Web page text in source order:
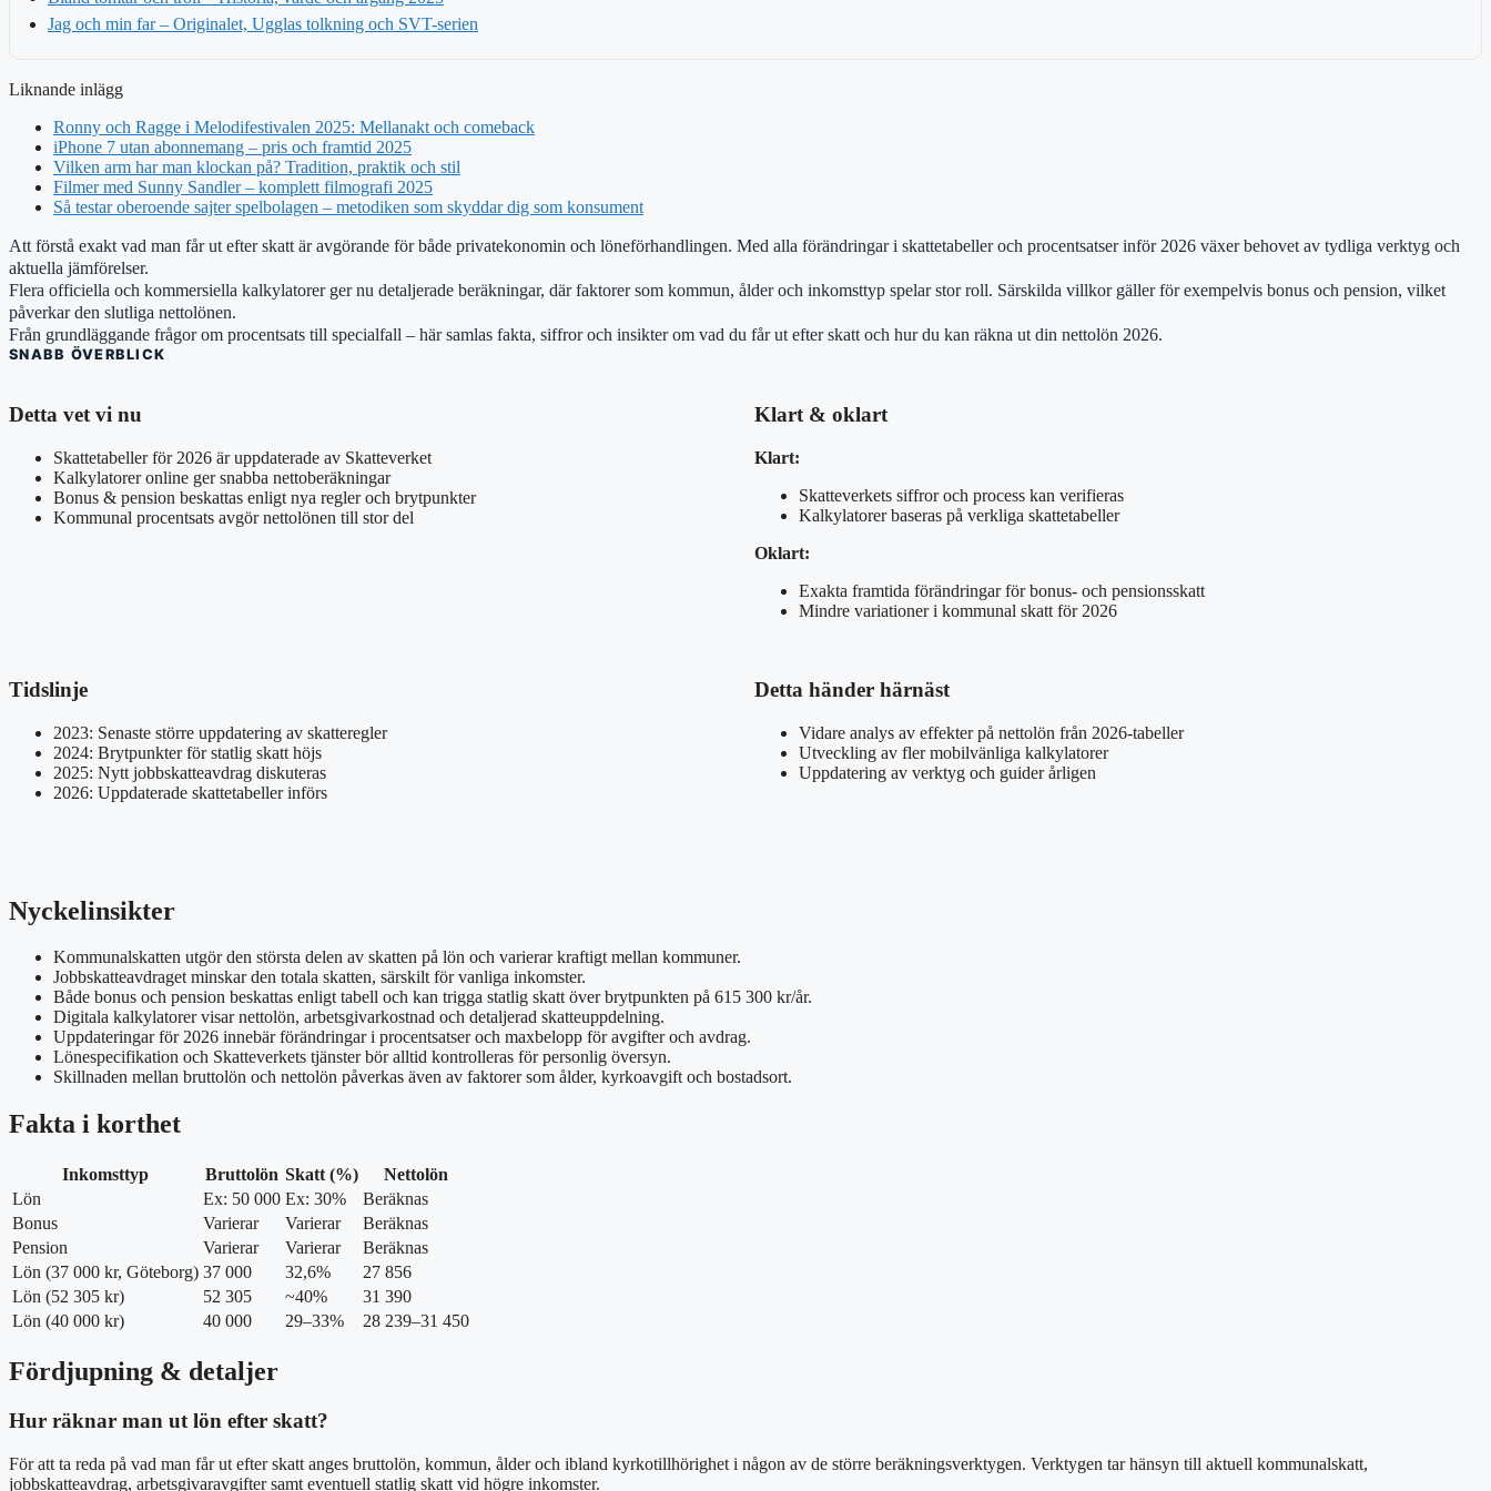
Jag och min far – Originalet, Ugglas tolkning och SVT-serien
Liknande inlägg
Ronny och Ragge i Melodifestivalen 2025: Mellanakt och comeback
iPhone 7 utan abonnemang – pris och framtid 2025
Vilken arm har man klockan på? Tradition, praktik och stil
Filmer med Sunny Sandler – komplett filmografi 2025
Så testar oberoende sajter spelbolagen – metodiken som skyddar dig som konsument
Att förstå exakt vad man får ut efter skatt är avgörande för både privatekonomin och löneförhandlingen. Med alla förändringar i skattetabeller och procentsatser inför 2026 växer behovet av tydliga verktyg och
aktuella jämförelser.
Flera officiella och kommersiella kalkylatorer ger nu detaljerade beräkningar, där faktorer som kommun, ålder och inkomsttyp spelar stor roll. Särskilda villkor gäller för exempelvis bonus och pension, vilket
påverkar den slutliga nettolönen.
Från grundläggande frågor om procentsats till specialfall – här samlas fakta, siffror och insikter om vad du får ut efter skatt och hur du kan räkna ut din nettolön 2026.
SNABB ÖVERBLICK
Detta vet vi nu
Skattetabeller för 2026 är uppdaterade av Skatteverket
Kalkylatorer online ger snabba nettoberäkningar
Bonus & pension beskattas enligt nya regler och brytpunkter
Kommunal procentsats avgör nettolönen till stor del
Klart & oklart
Klart:
Skatteverkets siffror och process kan verifieras
Kalkylatorer baseras på verkliga skattetabeller
Oklart:
Exakta framtida förändringar för bonus- och pensionsskatt
Mindre variationer i kommunal skatt för 2026
Tidslinje
2023: Senaste större uppdatering av skatteregler
2024: Brytpunkter för statlig skatt höjs
2025: Nytt jobbskatteavdrag diskuteras
2026: Uppdaterade skattetabeller införs
Detta händer härnäst
Vidare analys av effekter på nettolön från 2026-tabeller
Utveckling av fler mobilvänliga kalkylatorer
Uppdatering av verktyg och guider årligen
Nyckelinsikter
Kommunalskatten utgör den största delen av skatten på lön och varierar kraftigt mellan kommuner.
Jobbskatteavdraget minskar den totala skatten, särskilt för vanliga inkomster.
Både bonus och pension beskattas enligt tabell och kan trigga statlig skatt över brytpunkten på 615 300 kr/år.
Digitala kalkylatorer visar nettolön, arbetsgivarkostnad och detaljerad skatteuppdelning.
Uppdateringar för 2026 innebär förändringar i procentsatser och maxbelopp för avgifter och avdrag.
Lönespecifikation och Skatteverkets tjänster bör alltid kontrolleras för personlig översyn.
Skillnaden mellan bruttolön och nettolön påverkas även av faktorer som ålder, kyrkoavgift och bostadsort.
Fakta i korthet
Inkomsttyp Bruttolön Skatt (%)
Nettolön
Lön
Ex: 50 000 Ex: 30%
Beräknas
Bonus
Varierar Varierar
Beräknas
Pension
Varierar Varierar
Beräknas
Lön (37 000 kr, Göteborg) 37 000 32,6%
27 856
Lön (52 305 kr)
52 305 ~40%
31 390
Lön (40 000 kr)
40 000 29–33% 28 239–31 450
Fördjupning & detaljer
Hur räknar man ut lön efter skatt?
För att ta reda på vad man får ut efter skatt anges bruttolön, kommun, ålder och ibland kyrkotillhörighet i någon av de större beräkningsverktygen. Verktygen tar hänsyn till aktuell kommunalskatt,
jobbskatteavdrag, arbetsgivaravgifter samt eventuell statlig skatt vid högre inkomster.